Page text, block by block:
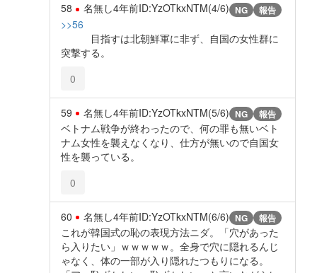
58 名無し4年前ID:YzOTkxNTM(4/6) NG 報告
>>56
目指すは北朝鮮軍に非ず、自国の女性群に
突撃する。
0
59 名無し4年前ID:YzOTkxNTM(5/6) NG 報告
ベトナム戦争が終わったので、何の罪も無いベト
ナム女性を襲えなくなり、仕方が無いので自国女
性を襲っている。
0
60 名無し4年前ID:YzOTkxNTM(6/6) NG 報告
これが韓国式の恥の表現方法ニダ。「穴があった
ら入りたい」ｗｗｗｗｗ。全身で穴に隠れるんじ
ゃなく、体の一部が入り隠れたつもりになる。